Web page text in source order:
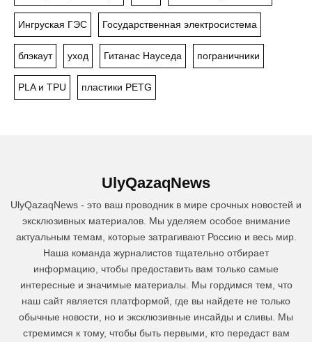
Ингруская ГЭС Государственная электросистема
блэкаут уход Гитанас Науседа пограничники
PLA и TPU пластики PETG
UlyQazaqNews
UlyQazaqNews - это ваш проводник в мире срочных новостей и
эксклюзивных материалов. Мы уделяем особое внимание
актуальным темам, которые затрагивают Россию и весь мир.
Наша команда журналистов тщательно отбирает
информацию, чтобы предоставить вам только самые
интересные и значимые материалы. Мы гордимся тем, что
наш сайт является платформой, где вы найдете не только
обычные новости, но и эксклюзивные инсайды и сливы. Мы
стремимся к тому, чтобы быть первыми, кто передаст вам